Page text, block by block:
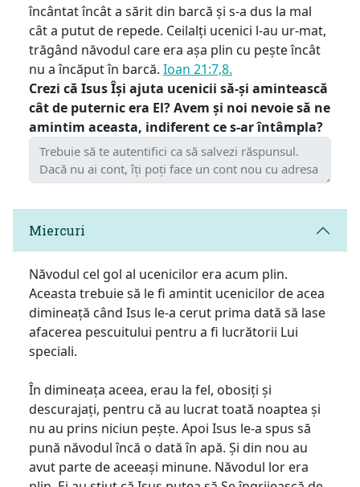
încântat încât a sărit din barcă și s-a dus la mal
cât a putut de repede. Ceilalți ucenici l-au ur-mat,
trăgând năvodul care era așa plin cu pește încât
nu a încăput în barcă. Ioan 21:7,8.
Crezi că Isus Își ajuta ucenicii să-și amintească
cât de puternic era El? Avem și noi nevoie să ne
amintim aceasta, indiferent ce s-ar întâmpla?
Miercuri
Năvodul cel gol al ucenicilor era acum plin.
Aceasta trebuie să le fi amintit ucenicilor de acea
dimineață când Isus le-a cerut prima dată să lase
afacerea pescuitului pentru a fi lucrătorii Lui
speciali.
În dimineața aceea, erau la fel, obosiți și
descurajați, pentru că au lucrat toată noaptea și
nu au prins niciun pește. Apoi Isus le-a spus să
pună năvodul încă o dată în apă. Și din nou au
avut parte de aceeași minune. Năvodul lor era